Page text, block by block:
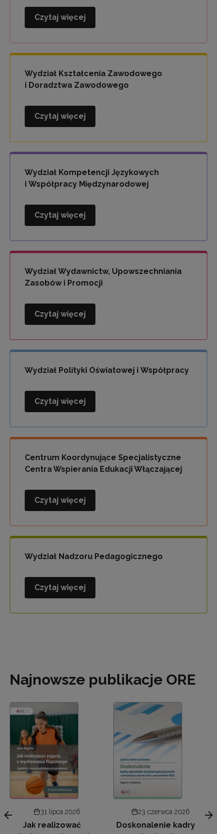
Wydział
Ogólnego
i
Cyfrowych
Czytaj więcej
Wydział Kształcenia Zawodowego
i Doradztwa Zawodowego
Wydział
Zawodowego
i
Zawodowego
Czytaj więcej
Wydział Kompetencji Językowych
i Współpracy Międzynarodowej
Wydział
Językowych
i
Międzynarodowej
Czytaj więcej
Wydział Wydawnictw, Upowszechniania
Zasobów i Promocji
Wydział
Upowszechniania
Zasobów
Promocji
Czytaj więcej
Wydział Polityki Oświatowej i Współpracy
Wydział
Oświatowej
i
Czytaj więcej
Centrum Koordynujące Specjalistyczne
Centra Wspierania Edukacji Włączającej
Centrum
Specjalistyczne
Centra
Edukacji
Czytaj więcej
Wydział Nadzoru Pedagogicznego
Wydział
Pedagogicznego
Czytaj więcej
Najnowsze publikacje ORE
31 lipca 2026
Jak realizować
23 czerwca 2026
Doskonalenie kadry